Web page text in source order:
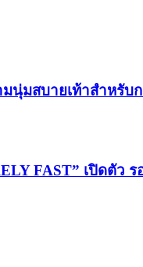
มนุ่มสบายเท้าสำหรับ
FAST” เปิดตัว